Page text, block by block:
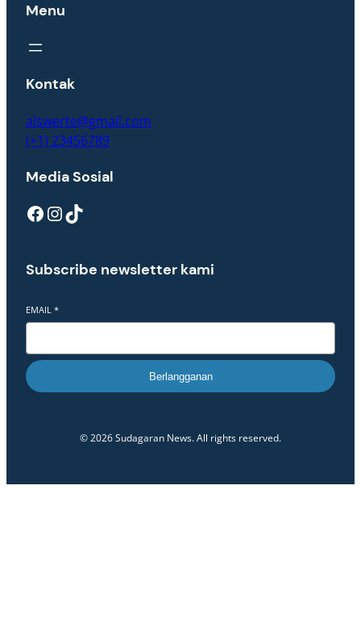
Menu
Kontak
alswerte@gmail.com
(+1) 23456789
Media Sosial
Facebook InstagramTikTok
Subscribe newsletter kami
EMAIL *
Berlangganan
© 2026 Sudagaran News. All rights reserved.